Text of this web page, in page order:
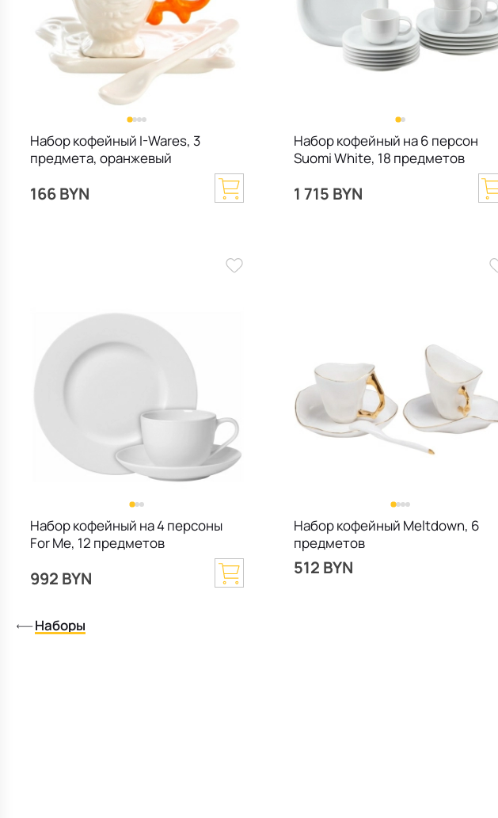
Набор кофейный I-Wares, 3
предмета, оранжевый
166 BYN
Набор кофейный на 6 персон
Suomi White, 18 предметов
1 715 BYN
Набор кофейный на 4 персоны
For Me, 12 предметов
992 BYN
Набор кофейный Meltdown, 6
предметов
512 BYN
Наборы